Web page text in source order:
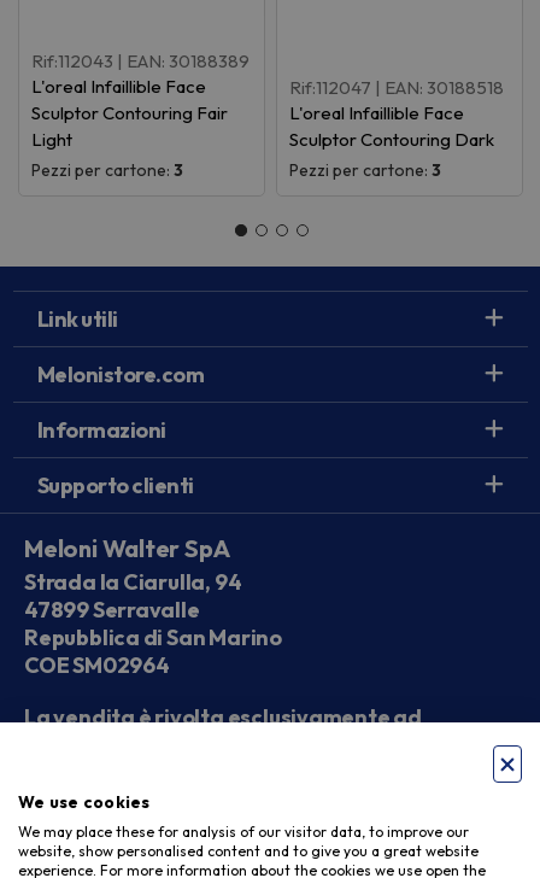
Rif:112043 | EAN: 30188389
L'oreal Infaillible Face
Sculptor Contouring Fair
Light
Pezzi per cartone:3
Rif:112047 | EAN: 30188518
L'oreal Infaillible Face
Sculptor Contouring Dark
Pezzi per cartone:3
Link utili
Melonistore.com
Informazioni
Supporto clienti
Meloni Walter SpA
Strada la Ciarulla, 94
47899 Serravalle
Repubblica di San Marino
COE SM02964
La vendita è rivolta esclusivamente ad
Seguici sui social
We use cookies
We may place these for analysis of our visitor data, to improve our
website, show personalised content and to give you a great website
experience. For more information about the cookies we use open the